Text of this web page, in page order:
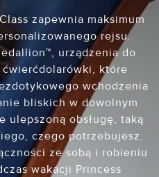
zapewnia maksimum
rejsu.
urządzenia do
które
wchodzenia
bliskich w dowolnym
ulepszoną obsługę, taką
czego potrzebujesz.
ze sobą i robieniu
wakacji Princess